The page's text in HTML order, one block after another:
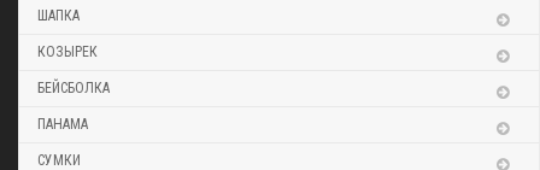
ШАПКА
КОЗЫРЕК
БЕЙСБОЛКА
ПАНАМА
СУМКИ